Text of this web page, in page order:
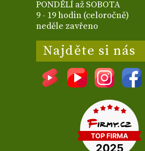
PONDĚLÍ až SOBOTA
9 - 19 hodin (celoročně)
neděle zavřeno
Najděte si nás